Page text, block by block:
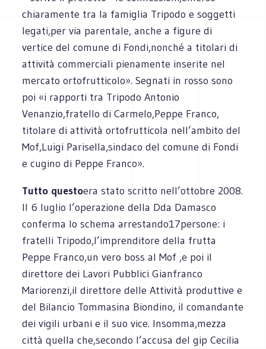
chiaramente tra la famiglia Tripodo e soggetti
legati,per via parentale, anche a figure di
vertice del comune di Fondi,nonché a titolari di
attività commerciali pienamente inserite nel
mercato ortofrutticolo». Segnati in rosso sono
poi «i rapporti tra Tripodo Antonio
Venanzio,fratello di Carmelo,Peppe Franco,
titolare di attività ortofrutticola nell’ambito del
Mof,Luigi Parisella,sindaco del comune di Fondi
e cugino di Peppe Franco».
Tutto questoera stato scritto nell’ottobre 2008.
Il 6 luglio l’operazione della Dda Damasco
conferma lo schema arrestando17persone: i
fratelli Tripodo,l’imprenditore della frutta
Peppe Franco,un vero boss al Mof ,e poi il
direttore dei Lavori Pubblici Gianfranco
Mariorenzi,il direttore delle Attività produttive e
del Bilancio Tommasina Biondino, il comandante
dei vigili urbani e il suo vice. Insomma,mezza
città quella che,secondo l’accusa del gip Cecilia